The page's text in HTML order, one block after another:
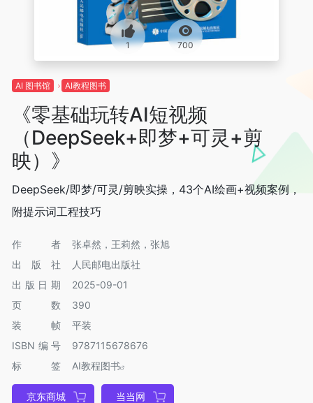
1 700
AI 图书馆 AI教程图书
《零基础玩转AI短视频
（DeepSeek+即梦+可灵+剪
映）》
DeepSeek/即梦/可灵/剪映实操，43个AI绘画+视频案例，
附提示词工程技巧
作者
张卓然，王莉然，张旭
出版社
人民邮电出版社
出版日期
2025-09-01
页数
390
装帧
平装
ISBN编号
9787115678676
标签
AI教程图书
京东商城 当当网